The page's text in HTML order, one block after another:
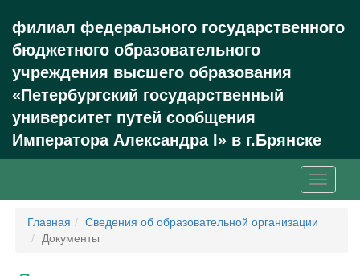
филиал федерального государственного
бюджетного образовательного
учреждения высшего образования
«Петербургский государственный
университет путей сообщения
Императора Александра I» в г.Брянске
Главная
Сведения об образовательной организации
Документы